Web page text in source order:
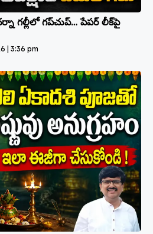
గల్లీలో గప్‌చుప్… పేపర్ లీక్‌పై
3:36 pm